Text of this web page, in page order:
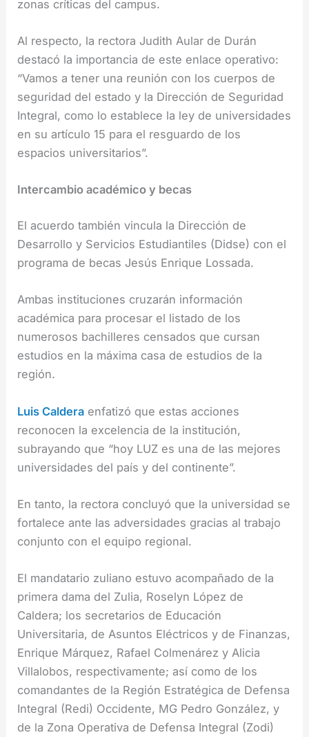
zonas críticas del campus.
Al respecto, la rectora Judith Aular de Durán
destacó la importancia de este enlace operativo:
“Vamos a tener una reunión con los cuerpos de
seguridad del estado y la Dirección de Seguridad
Integral, como lo establece la ley de universidades
en su artículo 15 para el resguardo de los
espacios universitarios”.
Intercambio académico y becas
El acuerdo también vincula la Dirección de
Desarrollo y Servicios Estudiantiles (Didse) con el
programa de becas Jesús Enrique Lossada.
Ambas instituciones cruzarán información
académica para procesar el listado de los
numerosos bachilleres censados que cursan
estudios en la máxima casa de estudios de la
región.
Luis Caldera enfatizó que estas acciones
reconocen la excelencia de la institución,
subrayando que “hoy LUZ es una de las mejores
universidades del país y del continente”.
En tanto, la rectora concluyó que la universidad se
fortalece ante las adversidades gracias al trabajo
conjunto con el equipo regional.
El mandatario zuliano estuvo acompañado de la
primera dama del Zulia, Roselyn López de
Caldera; los secretarios de Educación
Universitaria, de Asuntos Eléctricos y de Finanzas,
Enrique Márquez, Rafael Colmenárez y Alicia
Villalobos, respectivamente; así como de los
comandantes de la Región Estratégica de Defensa
Integral (Redi) Occidente, MG Pedro González, y
de la Zona Operativa de Defensa Integral (Zodi)